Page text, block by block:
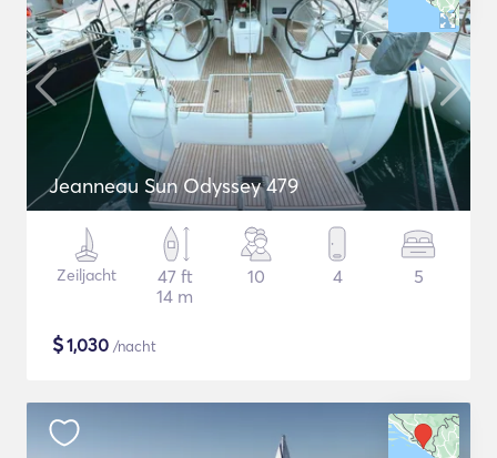
Jeanneau Sun Odyssey 479
Zeiljacht
47 ft
14 m
10 4 5
$1,030 /nacht